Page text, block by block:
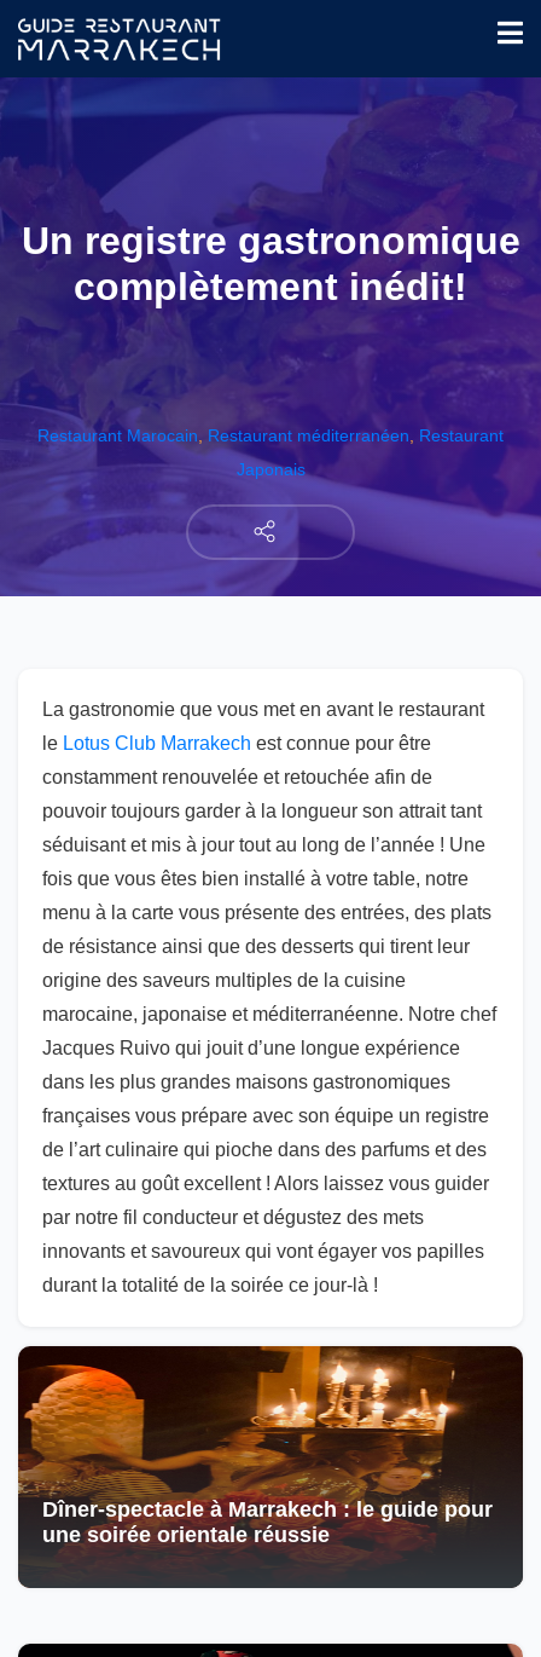
Un registre gastronomique
complètement inédit!
Restaurant Marocain Restaurant méditerranéen
Restaurant
Japonais
La gastronomie que vous met en avant le restaurant
le Lotus Club Marrakech est connue pour être
constamment renouvelée et retouchée afin de
pouvoir toujours garder à la longueur son attrait tant
séduisant et mis à jour tout au long de l’année ! Une
fois que vous êtes bien installé à votre table, notre
menu à la carte vous présente des entrées, des plats
de résistance ainsi que des desserts qui tirent leur
origine des saveurs multiples de la cuisine
marocaine, japonaise et méditerranéenne. Notre chef
Jacques Ruivo qui jouit d’une longue expérience
dans les plus grandes maisons gastronomiques
françaises vous prépare avec son équipe un registre
de l’art culinaire qui pioche dans des parfums et des
textures au goût excellent ! Alors laissez vous guider
par notre fil conducteur et dégustez des mets
innovants et savoureux qui vont égayer vos papilles
durant la totalité de la soirée ce jour-là !
Dîner-spectacle à Marrakech : le guide pour
une soirée orientale réussie